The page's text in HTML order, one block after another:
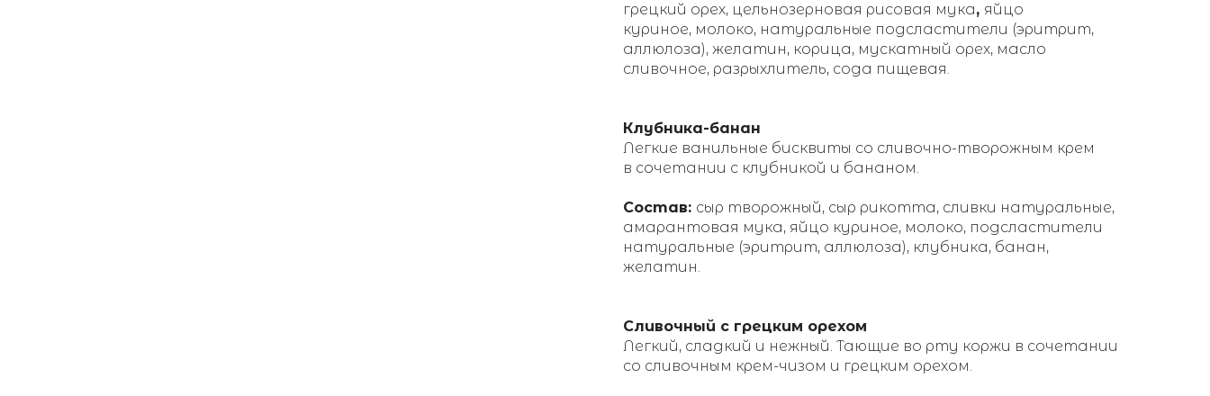
грецкий орех, цельнозерновая рисовая мука, яйцо
куриное, молоко, натуральные подсластители (эритрит,
аллюлоза), желатин, корица, мускатный орех, масло
сливочное, разрыхлитель, сода пищевая.
Клубника-банан
Легкие ванильные бисквиты со сливочно-творожным крем
в сочетании с клубникой и бананом.
Состав: сыр творожный, сыр рикотта, сливки натуральные,
амарантовая мука, яйцо куриное, молоко, подсластители
натуральные (эритрит, аллюлоза), клубника, банан,
желатин.
Сливочный с грецким орехом
Легкий, сладкий и нежный. Тающие во рту коржи в сочетании
со сливочным крем-чизом и грецким орехом.